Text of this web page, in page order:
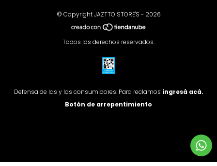
© Copyright JAZTTO STORE'S - 2026
Todos los derechos reservados.
Defensa de las y los consumidores. Para reclamos ingresá acá.
Botón de arrepentimiento